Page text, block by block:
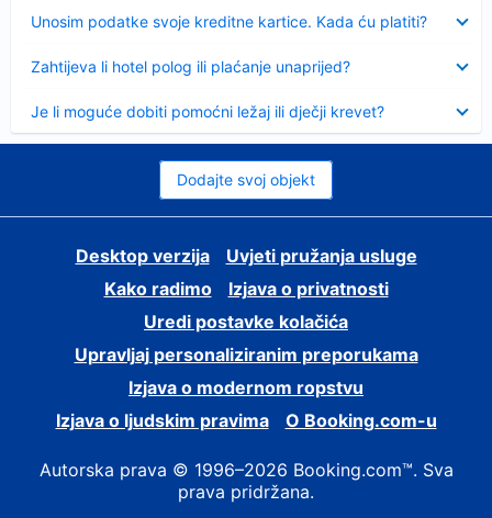
Unosim podatke svoje kreditne kartice. Kada ću platiti?
Zahtijeva li hotel polog ili plaćanje unaprijed?
Je li moguće dobiti pomoćni ležaj ili dječji krevet?
Dodajte svoj objekt
Desktop verzija
Uvjeti pružanja usluge
Kako radimo
Izjava o privatnosti
Uredi postavke kolačića
Upravljaj personaliziranim preporukama
Izjava o modernom ropstvu
Izjava o ljudskim pravima
O Booking.com-u
Autorska prava © 1996–2026 Booking.com™. Sva
prava pridržana.